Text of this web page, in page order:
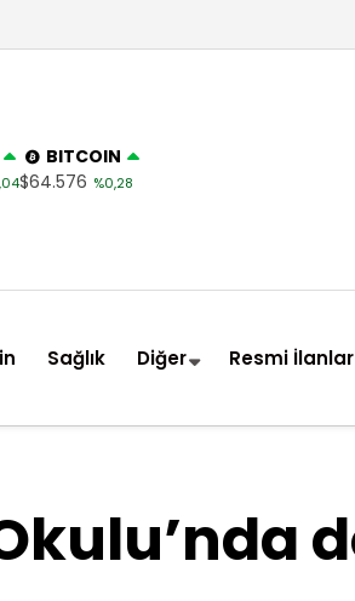
BITCOIN
$64.576 %0,28
Sağlık Diğer Resmi İlanlar